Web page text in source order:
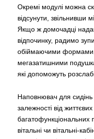
Окремі модулі можна
відсунути, звільнивши
Якщо ж домочадці
відпочинку, радимо
обіймаючими формами,
мегазатишними
які допоможуть
Наповнювач для
залежності від
багатофункціональних
вітальні чи вітальні-